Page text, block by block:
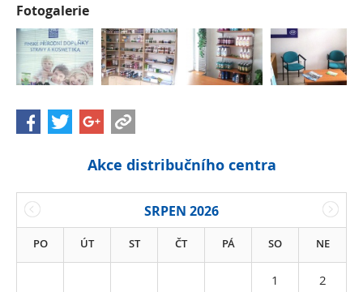
Fotogalerie
Akce distribučního centra
SRPEN 2026
PO ÚT ST ČT PÁ SO NE
1 2